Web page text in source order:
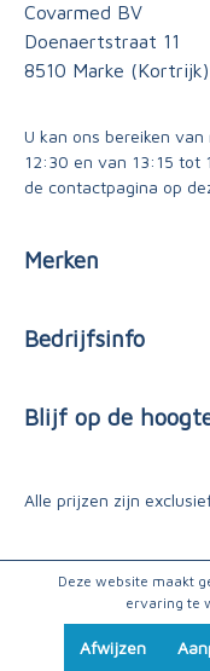
Covarmed BV
Doenaertstraat 11
8510 Marke (Kortrijk)
U kan ons bereiken
12:30 en van 13:15 tot
de contactpagina op
Merken
Bedrijfsinfo
Blijf op de
Alle prijzen zijn
Deze website maakt
ervaring te
Afwijzen